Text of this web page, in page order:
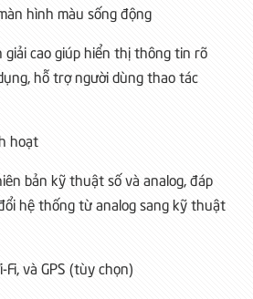
hình màu sống động
giải cao giúp hiển thị thông tin rõ
hỗ trợ người dùng thao tác
hoạt
bản kỹ thuật số và analog, đáp
hệ thống từ analog sang kỹ thuật
và GPS (tùy chọn)